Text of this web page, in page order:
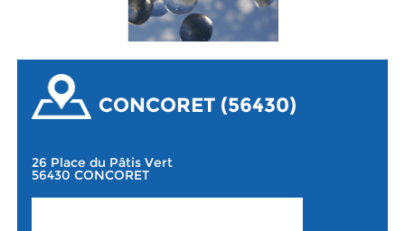
CONCORET (56430)
26 Place du Pâtis Vert
56430 CONCORET